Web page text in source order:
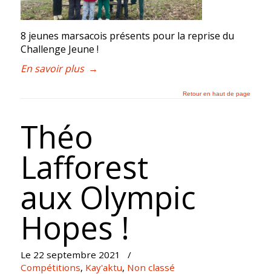
8 jeunes marsacois présents pour la reprise du
Challenge Jeune !
En savoir plus →
Retour en haut de page
Théo
Lafforest
aux Olympic
Hopes !
Le 22 septembre 2021
/
Compétitions, Kay'aktu, Non classé